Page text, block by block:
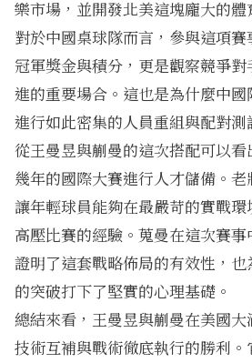
樂市場，並開發北美這塊龐大的體
對於中國桌球隊而言，參與這項
冠軍獎金與積分，更是觀察競爭
進的重要場合。這也是為什麼中
進行如此密集的人員重組與配對測
從王曼昱與蒯曼的這次搭配可以
幾年的國際大賽進行人才儲備。老
讓年輕球員能夠在最嚴苛的實戰
高壓比賽的經驗。蒐曼在這次賽事
證明了這套戰略佈局的有效性，
的突破打下了堅實的心理基礎。
總結來看，王曼昱與蒯曼在美國
技術互補與戰術徹底執行的勝利